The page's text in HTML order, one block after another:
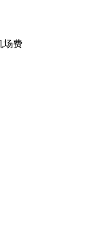
示机场费